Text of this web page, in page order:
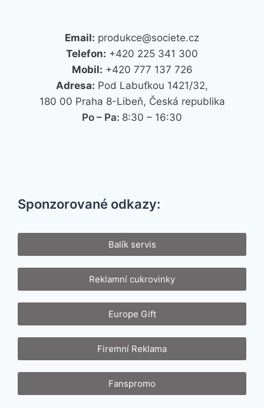
Email: produkce@societe.cz
Telefon: +420 225 341 300
Mobil: +420 777 137 726
Adresa: Pod Labuťkou 1421/32,
180 00 Praha 8-Libeň, Česká republika
Po – Pa: 8:30 – 16:30
Sponzorované odkazy:
Balík servis
Reklamní cukrovinky
Europe Gift
Firemní Reklama
Fanspromo